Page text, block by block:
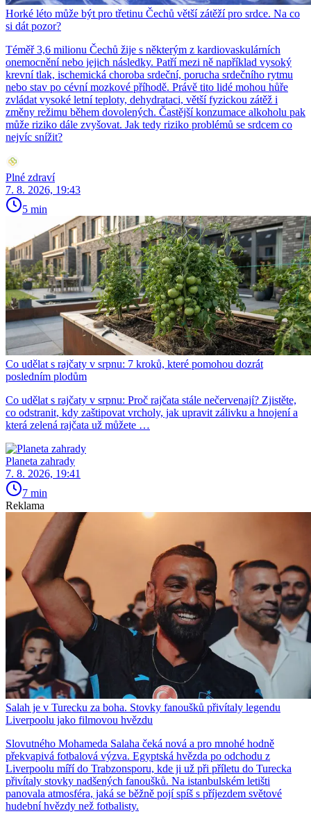
Horké léto může být pro třetinu Čechů větší zátěží pro srdce. Na co
si dát pozor?
Téměř 3,6 milionu Čechů žije s některým z kardiovaskulárních
onemocnění nebo jejich následky. Patří mezi ně například vysoký
krevní tlak, ischemická choroba srdeční, porucha srdečního rytmu
nebo stav po cévní mozkové příhodě. Právě tito lidé mohou hůře
zvládat vysoké letní teploty, dehydrataci, větší fyzickou zátěž i
změny režimu během dovolených. Častější konzumace alkoholu pak
může riziko dále zvyšovat. Jak tedy riziko problémů se srdcem co
nejvíc snížit?
Plné zdraví
7. 8. 2026, 19:43
5 min
Co udělat s rajčaty v srpnu: 7 kroků, které pomohou dozrát
posledním plodům
Co udělat s rajčaty v srpnu: Proč rajčata stále nečervenají? Zjistěte,
co odstranit, kdy zaštipovat vrcholy, jak upravit zálivku a hnojení a
která zelená rajčata už můžete …
Planeta zahrady
7. 8. 2026, 19:41
7 min
Reklama
Salah je v Turecku za boha. Stovky fanoušků přivítaly legendu
Liverpoolu jako filmovou hvězdu
Slovutného Mohameda Salaha čeká nová a pro mnohé hodně
překvapivá fotbalová výzva. Egyptská hvězda po odchodu z
Liverpoolu míří do Trabzonsporu, kde ji už při příletu do Turecka
přivítaly stovky nadšených fanoušků. Na istanbulském letišti
panovala atmosféra, jaká se běžně pojí spíš s příjezdem světové
hudební hvězdy než fotbalisty.